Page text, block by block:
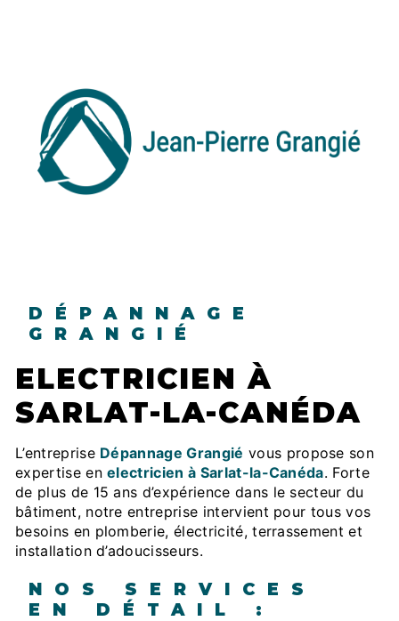
DÉPANNAGE
GRANGIÉ
ELECTRICIEN À
SARLAT-LA-CANÉDA
L’entreprise Dépannage Grangié vous propose son
expertise enelectricien à Sarlat-la-Canéda. Forte
de plus de 15 ans d’expérience dans le secteur du
bâtiment, notre entreprise intervient pour tous vos
besoins en plomberie, électricité, terrassement et
installation d’adoucisseurs.
NOS SERVICES
EN DÉTAIL :